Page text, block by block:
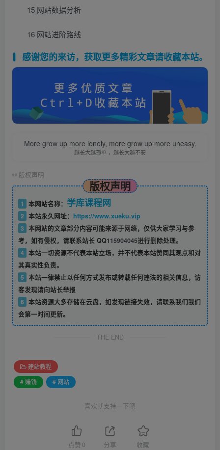
15 网站数据分析
16 网站进阶路线
感谢您的来访，获取更多精彩文章请收藏本站。
More grow up more lonely, more grow up more uneasy.
越长大越孤单 ，越长大越不安
© 版权声明
版权声明
1 本网站名称： 学库课程网
2 本站永久网址： https://www.xueku.vip
3 本网站的文章部分内容可能来源于网络，仅供大家学习与参
考，如有侵权，请联系站长 QQ115904045进行删除处理。
4 本站一切资源不代表本站立场，并不代表本站赞同其观点和对
其真实性负责。
5 本站一律禁止以任何方式发布或转载任何违法的相关信息，访
客发现请向站长举报
6 本站资源大多存储在云盘，如发现链接失效，请联系我们我们
会第一时间更新。
THE END
建站教程
# 赚钱
# 网站
喜欢就支持一下吧
点赞 0 分享 收藏